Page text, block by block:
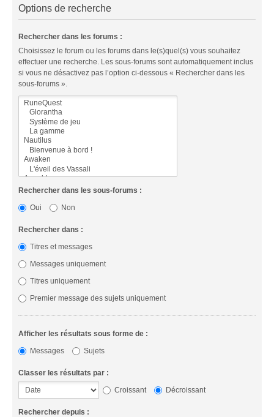
Options de recherche
Rechercher dans les forums :
Choisissez le forum ou les forums dans le(s)quel(s) vous souhaitez
effectuer une recherche. Les sous-forums sont automatiquement inclus
si vous ne désactivez pas l’option ci-dessous « Rechercher dans les
sous-forums ».
Rechercher dans les sous-forums :
Oui
Non
Rechercher dans :
Titres et messages
Messages uniquement
Titres uniquement
Premier message des sujets uniquement
Afficher les résultats sous forme de :
Messages
Sujets
Classer les résultats par :
Croissant
Décroissant
Rechercher depuis :